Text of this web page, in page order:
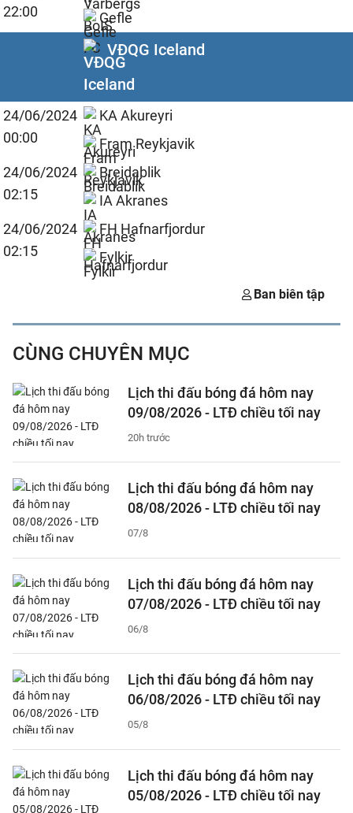
22:00
Gefle
VĐQG Iceland
24/06/2024
00:00
KA Akureyri
Fram Reykjavik
24/06/2024
02:15
Breidablik
IA Akranes
24/06/2024
02:15
FH Hafnarfjordur
Fylkir
Ban biên tập
CÙNG CHUYÊN MỤC
Lịch thi đấu bóng đá hôm nay
09/08/2026 - LTĐ chiều tối nay
20h trước
Lịch thi đấu bóng đá hôm nay
08/08/2026 - LTĐ chiều tối nay
07/8
Lịch thi đấu bóng đá hôm nay
07/08/2026 - LTĐ chiều tối nay
06/8
Lịch thi đấu bóng đá hôm nay
06/08/2026 - LTĐ chiều tối nay
05/8
Lịch thi đấu bóng đá hôm nay
05/08/2026 - LTĐ chiều tối nay